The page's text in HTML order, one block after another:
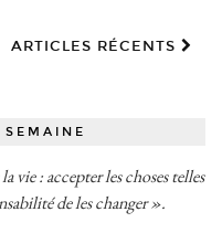
ARTICLES RÉCENTS
vie : accepter les choses telles
de les changer ».